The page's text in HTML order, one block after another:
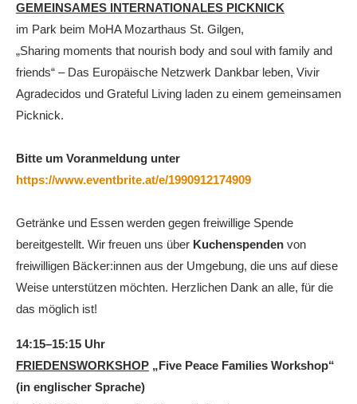
GEMEINSAMES INTERNATIONALES PICKNICK
im Park beim MoHA Mozarthaus St. Gilgen,
„Sharing moments that nourish body and soul with family and
friends“ – Das Europäische Netzwerk Dankbar leben, Vivir
Agradecidos und Grateful Living laden zu einem gemeinsamen
Picknick.
Bitte um Voranmeldung unter
https://www.eventbrite.at/e/1990912174909
Getränke und Essen werden gegen freiwillige Spende
bereitgestellt. Wir freuen uns über Kuchenspenden von
freiwilligen Bäcker:innen aus der Umgebung, die uns auf diese
Weise unterstützen möchten. Herzlichen Dank an alle, für die
das möglich ist!
14:15–15:15 Uhr
FRIEDENSWORKSHOP „Five Peace Families Workshop“
(in englischer Sprache)